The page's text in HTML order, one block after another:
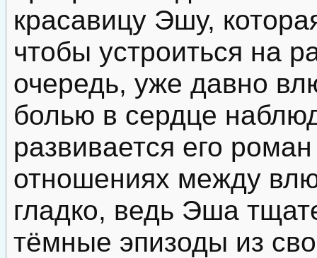
красавицу Эшу,
чтобы устроиться на
очередь, уже давно
болью в сердце
развивается его
отношениях между
гладко, ведь Эша
тёмные эпизоды из